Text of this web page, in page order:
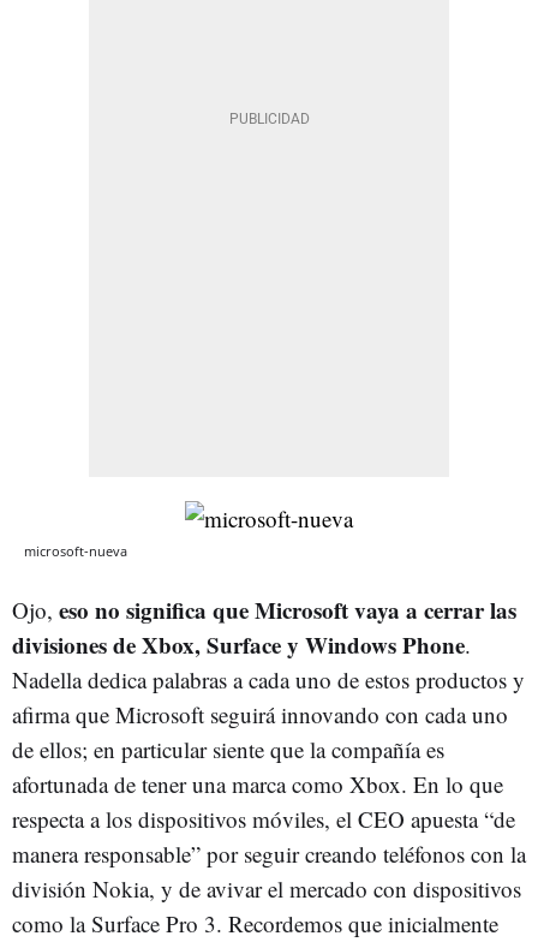
microsoft-nueva
Ojo, eso no significa que Microsoft vaya a cerrar las
divisiones de Xbox, Surface y Windows Phone.
Nadella dedica palabras a cada uno de estos productos y
afirma que Microsoft seguirá innovando con cada uno
de ellos; en particular siente que la compañía es
afortunada de tener una marca como Xbox. En lo que
respecta a los dispositivos móviles, el CEO apuesta “de
manera responsable” por seguir creando teléfonos con la
división Nokia, y de avivar el mercado con dispositivos
como la Surface Pro 3. Recordemos que inicialmente